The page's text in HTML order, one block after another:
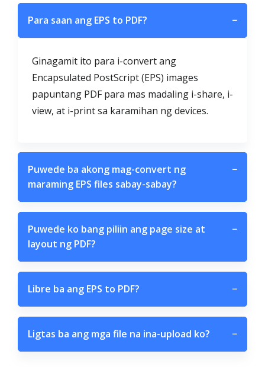
Para saan ang EPS to PDF? −
Ginagamit ito para i-convert ang
Encapsulated PostScript (EPS) images
papuntang PDF para mas madaling i-share, i-
view, at i-print sa karamihan ng devices.
Puwede ba akong mag-convert ng
maraming EPS files sabay-sabay?
−
Puwede ko bang piliin ang page size at
layout ng PDF?
−
Libre ba ang EPS to PDF? −
Ligtas ba ang mga file na ina-upload ko? −